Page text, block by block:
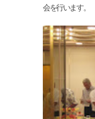
会を行います。